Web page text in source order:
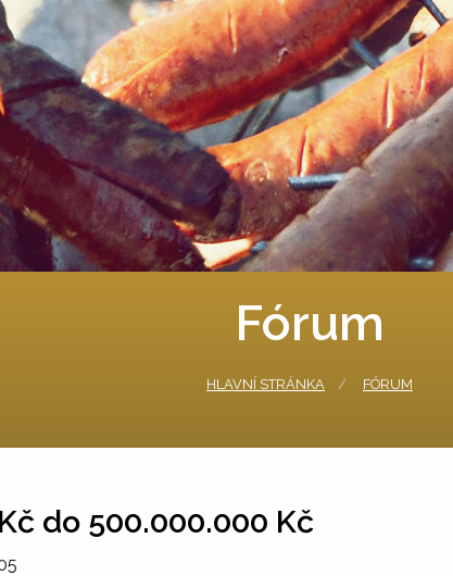
Fórum
HLAVNÍ STRÁNKA FÓRUM
do 500.000.000 Kč